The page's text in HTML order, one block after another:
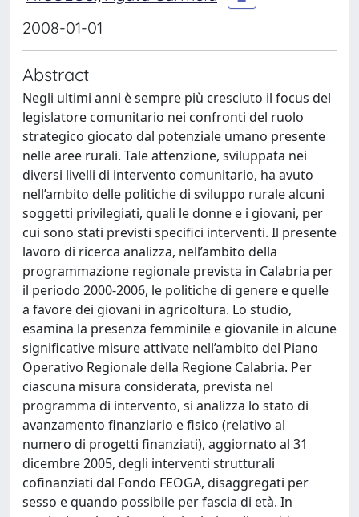
2008-01-01
Abstract
Negli ultimi anni è sempre più cresciuto il focus del
legislatore comunitario nei confronti del ruolo
strategico giocato dal potenziale umano presente
nelle aree rurali. Tale attenzione, sviluppata nei
diversi livelli di intervento comunitario, ha avuto
nell’ambito delle politiche di sviluppo rurale alcuni
soggetti privilegiati, quali le donne e i giovani, per
cui sono stati previsti specifici interventi. Il presente
lavoro di ricerca analizza, nell’ambito della
programmazione regionale prevista in Calabria per
il periodo 2000-2006, le politiche di genere e quelle
a favore dei giovani in agricoltura. Lo studio,
esamina la presenza femminile e giovanile in alcune
significative misure attivate nell’ambito del Piano
Operativo Regionale della Regione Calabria. Per
ciascuna misura considerata, prevista nel
programma di intervento, si analizza lo stato di
avanzamento finanziario e fisico (relativo al
numero di progetti finanziati), aggiornato al 31
dicembre 2005, degli interventi strutturali
cofinanziati dal Fondo FEOGA, disaggregati per
sesso e quando possibile per fascia di età. In